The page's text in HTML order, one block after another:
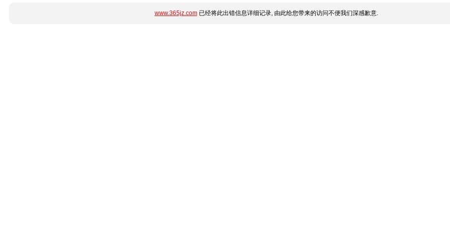
www.365jz.com已经将此出错信息详细记录, 由此给您带来的访问不便我们深感歉意.